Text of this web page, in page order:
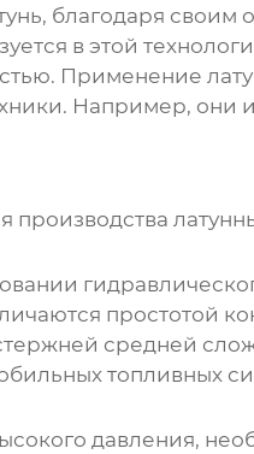
благодаря своим
в этой
Применение
Например, они
производства
простотой
средней
топливных
давления,